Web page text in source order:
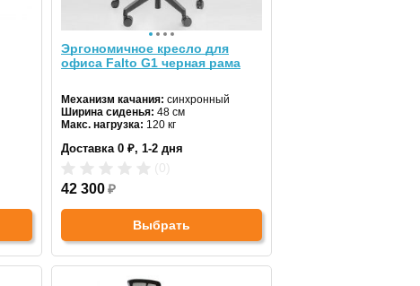
Эргономичное кресло для
офиса Falto G1 черная рама
Механизм качания: синхронный
Ширина сиденья: 48 см
Макс. нагрузка: 120 кг
Материал спинки:сетчатая ткань
Доставка 0 ₽, 1-2 дня
42 300₽
Выбрать